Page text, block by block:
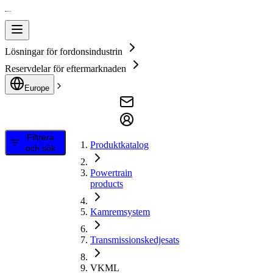
Lösningar för fordonsindustrin
Reservdelar för eftermarknaden
Europe
Filtrera
och sök
Produktkatalog
Powertrain
products
Kamremsystem
Transmissionskedjesats
VKML